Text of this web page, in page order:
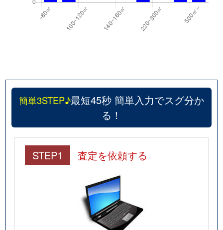
簡単3STEP♪最短45秒 簡単入力でスグ分か
る！
STEP1 査定を依頼する